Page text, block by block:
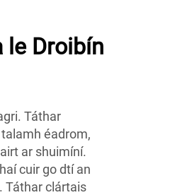
le Droibín
Táthar
éadrom,
ar shuimíní.
cuir go dtí an
Táthar clártais